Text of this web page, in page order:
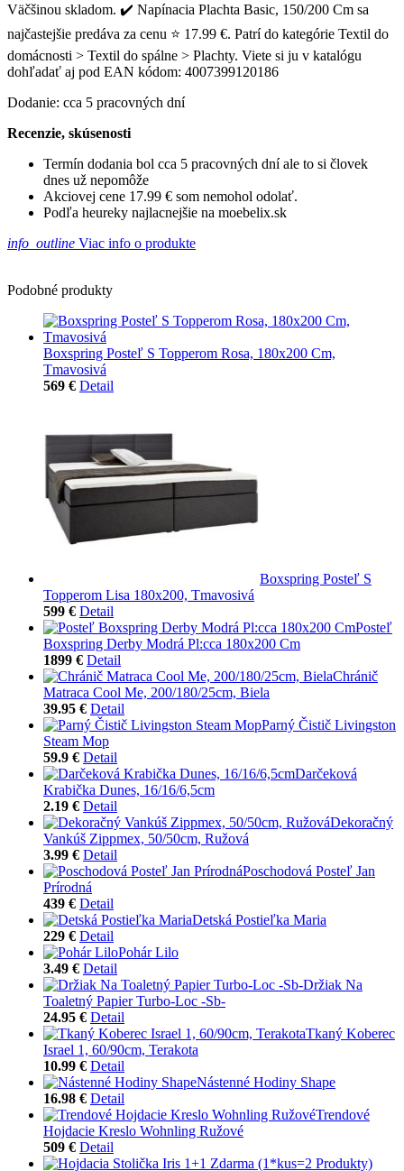
Väčšinou skladom. ✔️ Napínacia Plachta Basic, 150/200 Cm sa
najčastejšie predáva za cenu ⭐ 17.99 €. Patrí do kategórie Textil do
domácnosti > Textil do spálne > Plachty. Viete si ju v katalógu
dohľadať aj pod EAN kódom: 4007399120186
Dodanie: cca 5 pracovných dní
Recenzie, skúsenosti
Termín dodania bol cca 5 pracovných dní ale to si človek
dnes už nepomôže
Akciovej cene 17.99 € som nemohol odolať.
Podľa heureky najlacnejšie na moebelix.sk
info_outline Viac info o produkte
Podobné produkty
Boxspring Posteľ S Topperom Rosa, 180x200 Cm,
Tmavosivá
569 € Detail
Boxspring Posteľ S
Topperom Lisa 180x200, Tmavosivá
599 € Detail
Posteľ
Boxspring Derby Modrá Pl:cca 180x200 Cm
1899 € Detail
Chránič
Matraca Cool Me, 200/180/25cm, Biela
39.95 € Detail
Parný Čistič Livingston
Steam Mop
59.9 € Detail
Darčeková
Krabička Dunes, 16/16/6,5cm
2.19 € Detail
Dekoračný
Vankúš Zippmex, 50/50cm, Ružová
3.99 € Detail
Poschodová Posteľ Jan
Prírodná
439 € Detail
Detská Postieľka Maria
229 € Detail
Pohár Lilo
3.49 € Detail
Držiak Na
Toaletný Papier Turbo-Loc -Sb-
24.95 € Detail
Tkaný Koberec
Israel 1, 60/90cm, Terakota
10.99 € Detail
Nástenné Hodiny Shape
16.98 € Detail
Trendové
Hojdacie Kreslo Wohnling Ružové
509 € Detail